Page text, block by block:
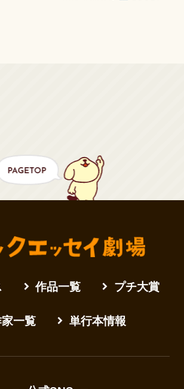
作品一覧 プチ大賞
一覧 単行本情報